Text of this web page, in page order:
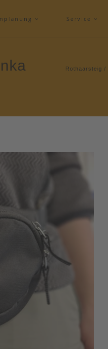
Service
Rothaarsteig /